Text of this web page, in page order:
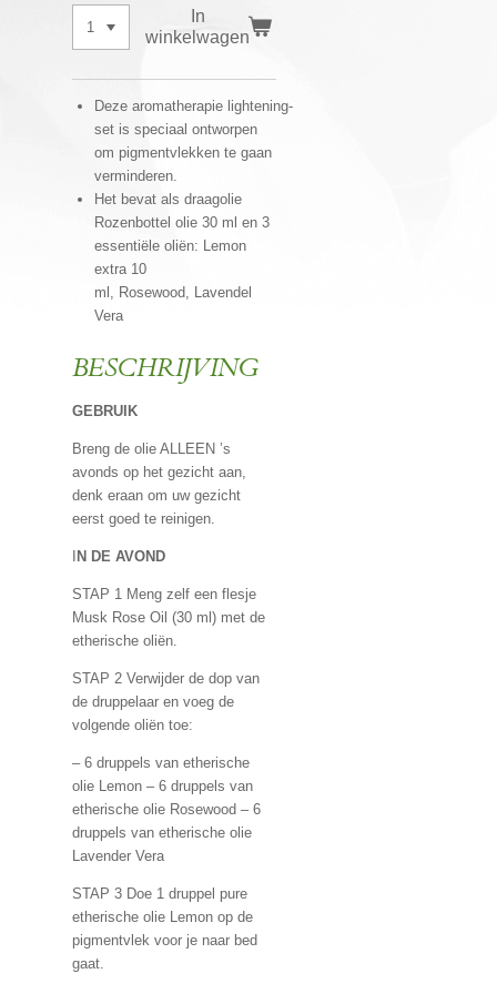
In
winkelwagen
Deze aromatherapie lightening-
set is speciaal ontworpen
om pigmentvlekken te gaan
verminderen.
Het bevat als draagolie
Rozenbottel olie 30 ml en 3
essentiële oliën: Lemon
extra 10
ml, Rosewood, Lavendel
Vera
BESCHRIJVING
GEBRUIK
Breng de olie ALLEEN ’s
avonds op het gezicht aan,
denk eraan om uw gezicht
eerst goed te reinigen.
N DE AVOND
STAP 1 Meng zelf een flesje
Musk Rose Oil (30 ml) met de
etherische oliën.
STAP 2 Verwijder de dop van
de druppelaar en voeg de
volgende oliën toe:
– 6 druppels van etherische
olie Lemon – 6 druppels van
etherische olie Rosewood – 6
druppels van etherische olie
Lavender Vera
STAP 3 Doe 1 druppel pure
etherische olie Lemon op de
pigmentvlek voor je naar bed
gaat.